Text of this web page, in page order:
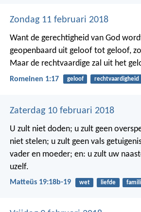
Zondag 11 februari 2018
Want de gerechtigheid van God
geopenbaard uit geloof tot geloof,
Maar de rechtvaardige zal uit het
Romeinen 1:17 geloof rechtvaardigheid
Zaterdag 10 februari 2018
U zult niet doden; u zult geen
niet stelen; u zult geen vals
vader en moeder; en: u zult uw
uzelf.
Matteüs 19:18b-19 wet liefde